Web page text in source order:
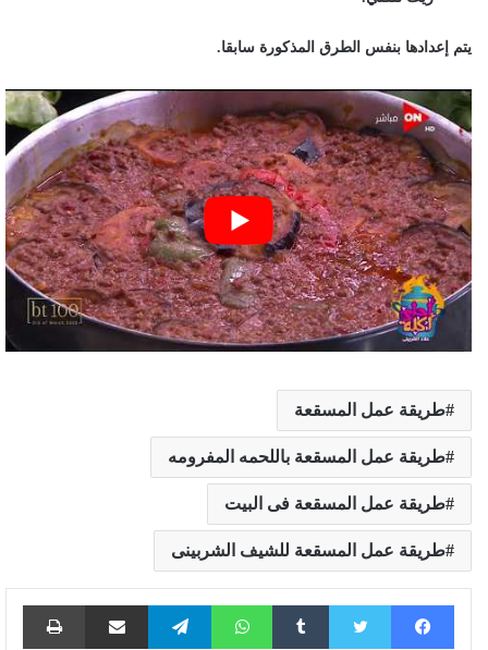
يتم إعدادها بنفس الطرق المذكورة سابقا.
طريقة عمل المسقعة
طريقة عمل المسقعة باللحمه المفرومه
طريقة عمل المسقعة فى البيت
طريقة عمل المسقعة للشيف الشربينى
فيسبوك تويتر واتساب تيلقرام مشاركة عبر البريد